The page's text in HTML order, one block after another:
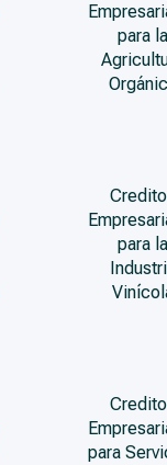
para la
para la
para